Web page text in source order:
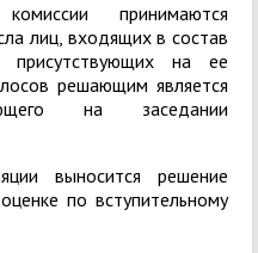
принимаются
лиц, входящих в состав
присутствующих на ее
решающим является
на заседании
выносится решение
по вступительному